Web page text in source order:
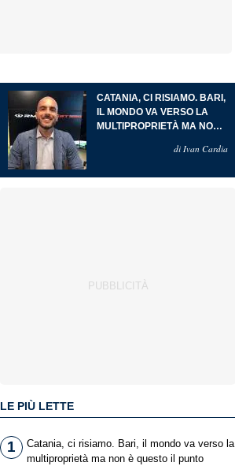
CATANIA, CI RISIAMO. BARI,
IL MONDO VA VERSO LA
MULTIPROPRIETÀ MA NON
di Ivan Cardia
LE PIÙ LETTE
1
Catania, ci risiamo. Bari, il mondo va verso la
multiproprietà ma non è questo il punto